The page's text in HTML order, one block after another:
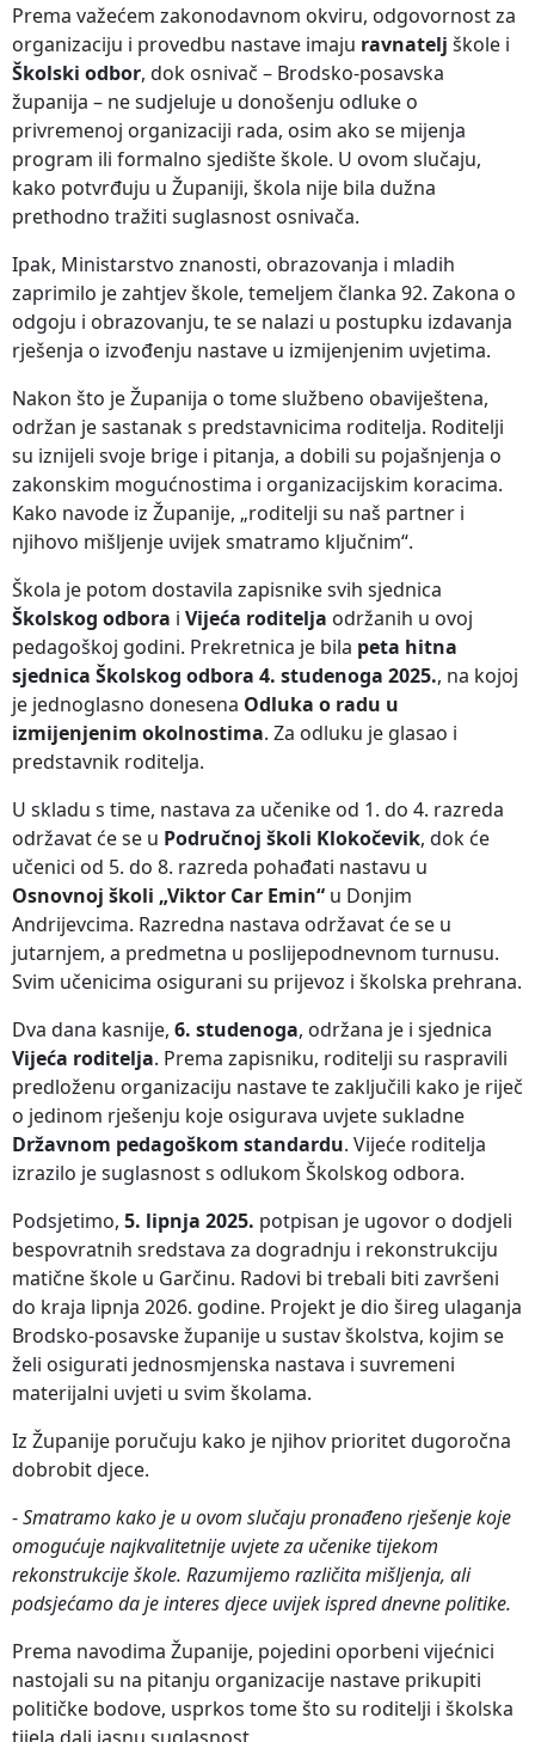
Prema važećem zakonodavnom okviru, odgovornost za
organizaciju i provedbu nastave imaju ravnatelj škole i
Školski odbor, dok osnivač – Brodsko-posavska
županija – ne sudjeluje u donošenju odluke o
privremenoj organizaciji rada, osim ako se mijenja
program ili formalno sjedište škole. U ovom slučaju,
kako potvrđuju u Županiji, škola nije bila dužna
prethodno tražiti suglasnost osnivača.
Ipak, Ministarstvo znanosti, obrazovanja i mladih
zaprimilo je zahtjev škole, temeljem članka 92. Zakona o
odgoju i obrazovanju, te se nalazi u postupku izdavanja
rješenja o izvođenju nastave u izmijenjenim uvjetima.
Nakon što je Županija o tome službeno obaviještena,
održan je sastanak s predstavnicima roditelja. Roditelji
su iznijeli svoje brige i pitanja, a dobili su pojašnjenja o
zakonskim mogućnostima i organizacijskim koracima.
Kako navode iz Županije, „roditelji su naš partner i
njihovo mišljenje uvijek smatramo ključnim“.
Škola je potom dostavila zapisnike svih sjednica
Školskog odbora i Vijeća roditelja održanih u ovoj
pedagoškoj godini. Prekretnica je bila peta hitna
sjednica Školskog odbora 4. studenoga 2025., na kojoj
je jednoglasno donesena Odluka o radu u
izmijenjenim okolnostima. Za odluku je glasao i
predstavnik roditelja.
U skladu s time, nastava za učenike od 1. do 4. razreda
održavat će se u Područnoj školi Klokočevik, dok će
učenici od 5. do 8. razreda pohađati nastavu u
Osnovnoj školi „Viktor Car Emin“ u Donjim
Andrijevcima. Razredna nastava održavat će se u
jutarnjem, a predmetna u poslijepodnevnom turnusu.
Svim učenicima osigurani su prijevoz i školska prehrana.
Dva dana kasnije, 6. studenoga, održana je i sjednica
Vijeća roditelja. Prema zapisniku, roditelji su raspravili
predloženu organizaciju nastave te zaključili kako je riječ
o jedinom rješenju koje osigurava uvjete sukladne
Državnom pedagoškom standardu. Vijeće roditelja
izrazilo je suglasnost s odlukom Školskog odbora.
Podsjetimo, 5. lipnja 2025. potpisan je ugovor o dodjeli
bespovratnih sredstava za dogradnju i rekonstrukciju
matične škole u Garčinu. Radovi bi trebali biti završeni
do kraja lipnja 2026. godine. Projekt je dio šireg ulaganja
Brodsko-posavske županije u sustav školstva, kojim se
želi osigurati jednosmjenska nastava i suvremeni
materijalni uvjeti u svim školama.
Iz Županije poručuju kako je njihov prioritet dugoročna
dobrobit djece.
-Smatramo kako je u ovom slučaju pronađeno rješenje koje
omogućuje najkvalitetnije uvjete za učenike tijekom
rekonstrukcije škole. Razumijemo različita mišljenja, ali
podsjećamo da je interes djece uvijek ispred dnevne politike.
Prema navodima Županije, pojedini oporbeni vijećnici
nastojali su na pitanju organizacije nastave prikupiti
političke bodove, usprkos tome što su roditelji i školska